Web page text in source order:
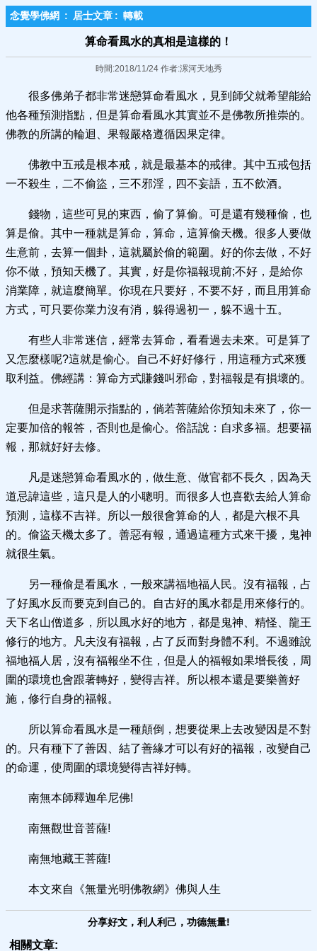
念覺學佛網 : 居士文章 : 轉載
算命看風水的真相是這樣的！
時間:2018/11/24 作者:漯河天地秀
很多佛弟子都非常迷戀算命看風水，見到師父就希望能給
他各種預測指點，但是算命看風水其實並不是佛教所推崇的。
佛教的所講的輪迴、果報嚴格遵循因果定律。
佛教中五戒是根本戒，就是最基本的戒律。其中五戒包括
一不殺生，二不偷盜，三不邪淫，四不妄語，五不飲酒。
錢物，這些可見的東西，偷了算偷。可是還有幾種偷，也
算是偷。其中一種就是算命，算命，這算偷天機。很多人要做
生意前，去算一個卦，這就屬於偷的範圍。好的你去做，不好
你不做，預知天機了。其實，好是你福報現前;不好，是給你
消業障，就這麼簡單。你現在只要好，不要不好，而且用算命
方式，可只要你業力沒有消，躲得過初一，躲不過十五。
有些人非常迷信，經常去算命，看看過去未來。可是算了
又怎麼樣呢?這就是偷心。自己不好好修行，用這種方式來獲
取利益。佛經講：算命方式賺錢叫邪命，對福報是有損壞的。
但是求菩薩開示指點的，倘若菩薩給你預知未來了，你一
定要加倍的報答，否則也是偷心。俗話說：自求多福。想要福
報，那就好好去修。
凡是迷戀算命看風水的，做生意、做官都不長久，因為天
道忌諱這些，這只是人的小聰明。而很多人也喜歡去給人算命
預測，這樣不吉祥。所以一般很會算命的人，都是六根不具
的。偷盜天機太多了。善惡有報，通過這種方式來干擾，鬼神
就很生氣。
另一種偷是看風水，一般來講福地福人民。沒有福報，占
了好風水反而要克到自己的。自古好的風水都是用來修行的。
天下名山僧道多，所以風水好的地方，都是鬼神、精怪、龍王
修行的地方。凡夫沒有福報，占了反而對身體不利。不過雖說
福地福人居，沒有福報坐不住，但是人的福報如果增長後，周
圍的環境也會跟著轉好，變得吉祥。所以根本還是要樂善好
施，修行自身的福報。
所以算命看風水是一種顛倒，想要從果上去改變因是不對
的。只有種下了善因、結了善緣才可以有好的福報，改變自己
的命運，使周圍的環境變得吉祥好轉。
南無本師釋迦牟尼佛!
南無觀世音菩薩!
南無地藏王菩薩!
本文來自《無量光明佛教網》佛與人生
分享好文，利人利己，功德無量!
相關文章: